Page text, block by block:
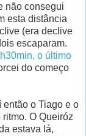
não consegui
esta distância
(era declive
escaparam.
o último
do começo
então o Tiago e o
O Queiróz
estava lá,